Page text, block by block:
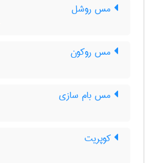
مس روشل
مس روکون
مس بام سازی
کوپریت